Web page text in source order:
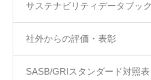
サステナビリティデータブック
社外からの評価・表彰
SASB/GRIスタンダード対照表